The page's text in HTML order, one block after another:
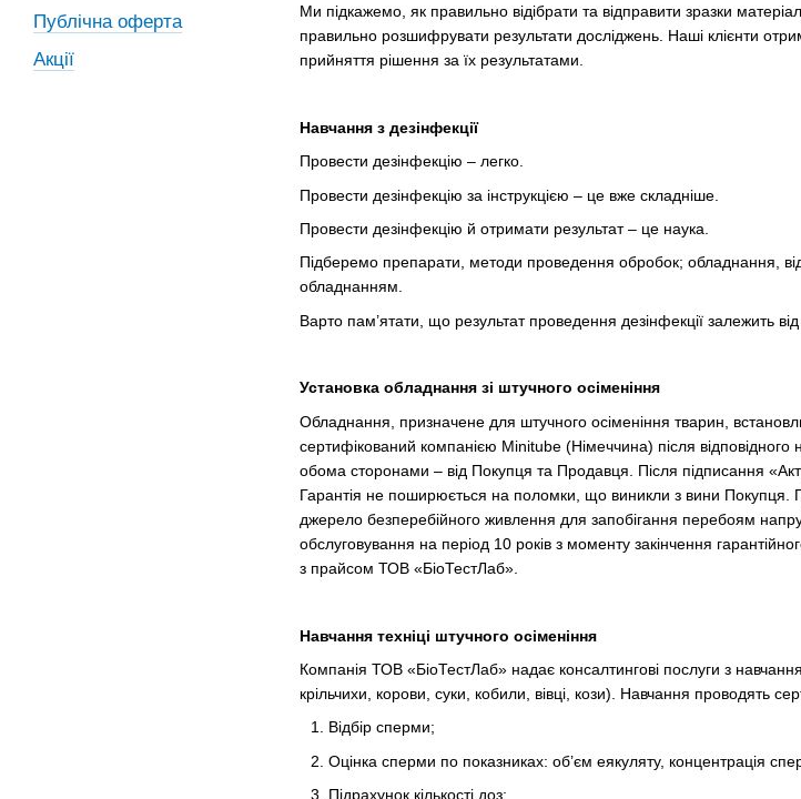
Ми підкажемо, як правильно відібрати та відправити зразки
правильно розшифрувати результати досліджень. Наші клієнти
прийняття рішення за їх результатами.
Навчання з дезінфекції
Провести дезінфекцію – легко.
Провести дезінфекцію за інструкцією – це вже складніше.
Провести дезінфекцію й отримати результат – це наука.
Підберемо препарати, методи проведення обробок; обладнання,
обладнанням.
Варто пам’ятати, що результат проведення дезінфекції залежить
Установка обладнання зі штучного осіменіння
Обладнання, призначене для штучного осіменіння тварин,
сертифікований компанією Minitube (Німеччина) після
обома сторонами – від Покупця та Продавця. Після підписання
Гарантія не поширюється на поломки, що виникли з вини Покупця.
джерело безперебійного живлення для запобігання перебоям
обслуговування на період 10 років з моменту закінчення
з прайсом ТОВ «БіоТестЛаб».
Навчання техніці штучного осіменіння
Компанія ТОВ «БіоТестЛаб» надає консалтингові послуги з
крільчихи, корови, суки, кобили, вівці, кози). Навчання проводять
Відбір сперми;
Оцінка сперми по показниках: об’єм еякуляту, концентрація
Підрахунок кількості доз;
Публічна оферта
Акції